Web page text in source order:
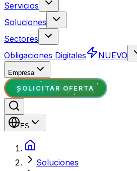
Servicios
Soluciones
Sectores
Obligaciones Digitales
NUEVO
Empresa
SOLICITAR OFERTA
ES
Soluciones